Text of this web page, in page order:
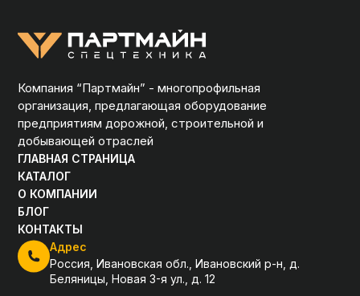
Компания “Партмайн” - многопрофильная
организация, предлагающая оборудование
предприятиям дорожной, строительной и
добывающей отраслей
ГЛАВНАЯ СТРАНИЦА
КАТАЛОГ
О КОМПАНИИ
БЛОГ
КОНТАКТЫ
Адрес
Россия, Ивановская обл., Ивановский р-н, д.
Беляницы, Новая 3-я ул., д. 12